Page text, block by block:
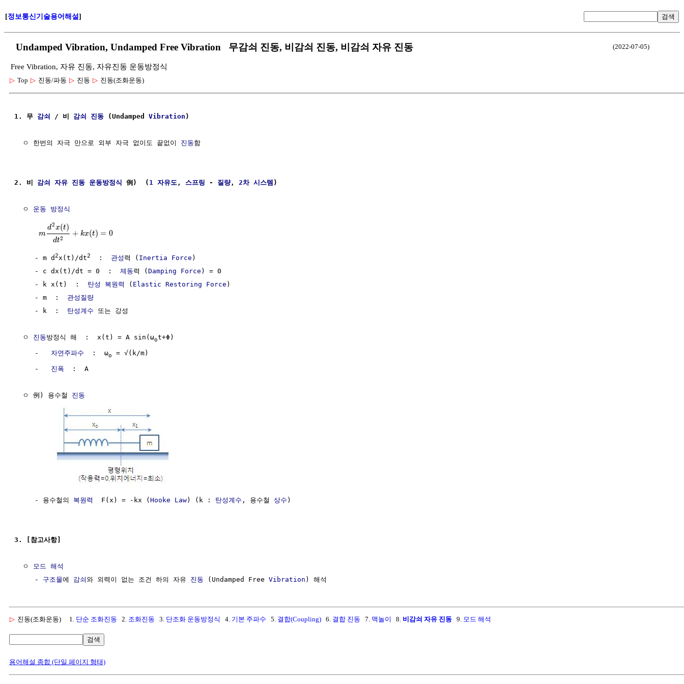
[정보통신기술용어해설] 검색
Undamped Vibration, Undamped Free Vibration 무감쇠 진동, 비감쇠 진동, 비감쇠 자유 진동 (2022-07-05)
Free Vibration, 자유 진동, 자유진동 운동방정식
▷ Top ▷ 진동/파동 ▷ 진동 ▷ 진동(조화운동)
1. 무 감쇠 / 비 감쇠 진동 (Undamped Vibration )
  ㅇ 한번의 자극 만으로 외부 자극 없이도 끝없이
진동함
2. 비 감쇠 자유 진동 운동방정식 例)  ( 1 자유도 , 스프링 - 질량, 2차 시스템 )
  ㅇ
운동 방정식
m
d2x(t)
dt2
+ kx(t) = 0
     - m d
2x(t)/dt2
  :
관성 력 ( Inertia Force )
     - c dx(t)/dt = 0  :
제동력 ( Damping Force ) = 0
     - k x(t)  :
탄성 복원력 ( Elastic Restoring Force )
     - m  :
관성질량
     - k  :
탄성계수 또는 강성
  ㅇ
진동방정식 해  :  x(t) = A sin(ωot+Φ)
     -
자연주파수
  :  ω
o = √(k/m)
     -
진폭
  :  A
  ㅇ 例) 용수철
진동
     - 용수철의
복원력
  F(x) = -kx (
Hooke Law) (k : 탄성계수 , 용수철 상수 )
3. [참고사항]
  ㅇ
모드 해석
     -
구조물에 감쇠와 외력이 없는 조건 하의 자유 진동 (Undamped Free Vibration
▷ 진동(조화운동) 1. 단순 조화진동 2. 조화진동 3. 단조화 운동방정식 4. 기본 주파수 5. 결합(Coupling) 6. 결합 진동 7. 맥놀이 8. 비감쇠 자유 진동 9. 모드 해석
검색
용어해설 종합 (단일 페이지 형태)